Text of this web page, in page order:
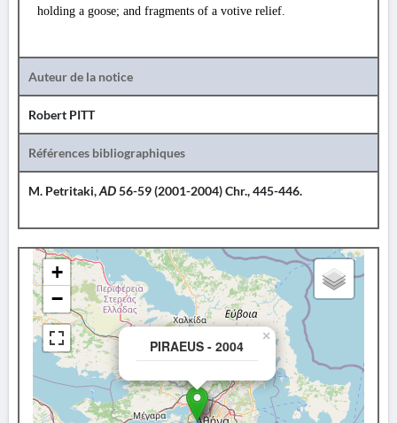
holding a goose; and fragments of a votive relief.
Auteur de la notice
Robert PITT
Références bibliographiques
M. Petritaki,AD56-59 (2001-2004) Chr., 445-446.
PIRAEUS - 2004
×
+
−